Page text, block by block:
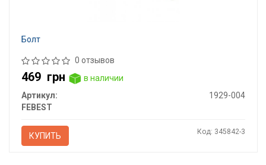
Болт
0 отзывов
469 грн
в наличии
Артикул:
1929-004
FEBEST
КУПИТЬ Код: 345842-3